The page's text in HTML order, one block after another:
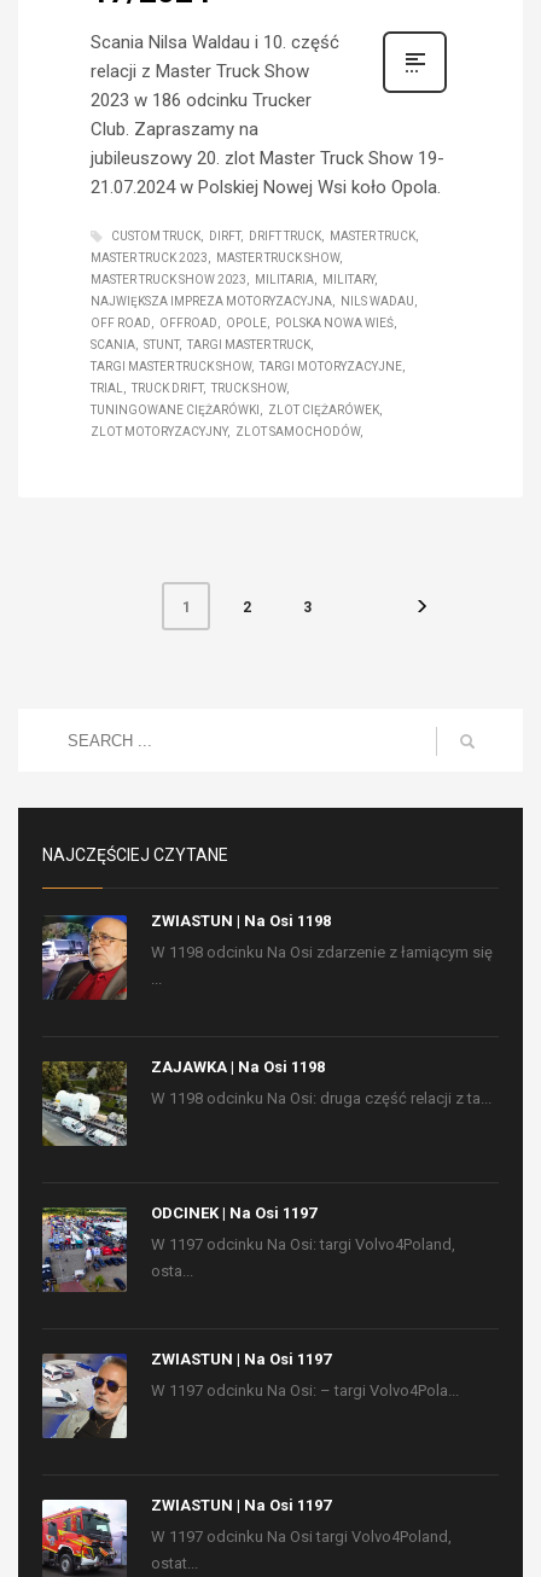
Scania Nilsa Waldau i 10. część
relacji z Master Truck Show
2023 w 186 odcinku Trucker
Club. Zapraszamy na
jubileuszowy 20. zlot Master Truck Show 19-
21.07.2024 w Polskiej Nowej Wsi koło Opola.
CUSTOM TRUCK DIRFT DRIFT TRUCK
MASTER TRUCK
MASTER TRUCK 2023
MASTER TRUCK SHOW
MASTER TRUCK SHOW 2023
MILITARIA
MILITARY
NAJWIĘKSZA IMPREZA MOTORYZACYJNA
NILS WADAU
OFF ROAD
OFFROAD OPOLE
POLSKA NOWA WIEŚ
SCANIA
STUNT
TARGI MASTER TRUCK
TARGI MASTER TRUCK SHOW
TARGI MOTORYZACYJNE
TRIAL
TRUCK DRIFT
TRUCK SHOW
TUNINGOWANE CIĘŻARÓWKI
ZLOT CIĘŻARÓWEK
ZLOT MOTORYZACYJNY
ZLOT SAMOCHODÓW
1 2 3
NAJCZĘŚCIEJ CZYTANE
ZWIASTUN | Na Osi 1198
W 1198 odcinku Na Osi zdarzenie z łamiącym się
...
ZAJAWKA | Na Osi 1198
W 1198 odcinku Na Osi: druga część relacji z ta...
ODCINEK | Na Osi 1197
W 1197 odcinku Na Osi: targi Volvo4Poland,
osta...
ZWIASTUN | Na Osi 1197
W 1197 odcinku Na Osi: – targi Volvo4Pola...
ZWIASTUN | Na Osi 1197
W 1197 odcinku Na Osi targi Volvo4Poland,
ostat...